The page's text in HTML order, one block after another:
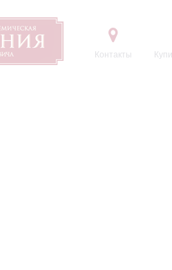
Контакты